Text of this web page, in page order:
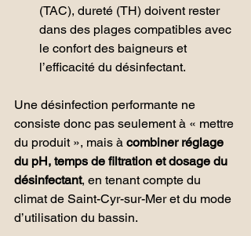
(TAC), dureté (TH) doivent rester
dans des plages compatibles avec
le confort des baigneurs et
l’efficacité du désinfectant.
Une désinfection performante ne
consiste donc pas seulement à « mettre
du produit », mais à combiner réglage
du pH, temps de filtration et dosage du
désinfectant, en tenant compte du
climat de Saint-Cyr-sur-Mer et du mode
d’utilisation du bassin.